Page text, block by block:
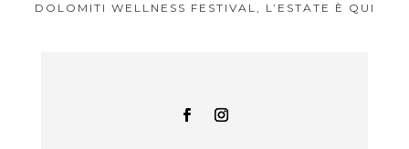
DOLOMITI WELLNESS FESTIVAL, L’ESTATE È QUI